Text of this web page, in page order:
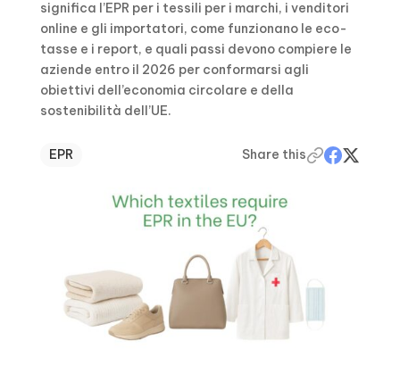
significa l’EPR per i tessili per i marchi, i venditori
online e gli importatori, come funzionano le eco-
tasse e i report, e quali passi devono compiere le
aziende entro il 2026 per conformarsi agli
obiettivi dell’economia circolare e della
sostenibilità dell’UE.
EPR Share this